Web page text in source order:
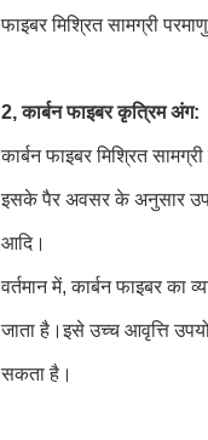
फाइबर मिश्रित सामग्री
2, कार्बन फाइबर कृत्रिम अंग:
कार्बन फाइबर मिश्रित
इसके पैर अवसर के अनुसार
आदि।
वर्तमान में, कार्बन फाइबर
जाता है।इसे उच्च आवृत्ति
सकता है।